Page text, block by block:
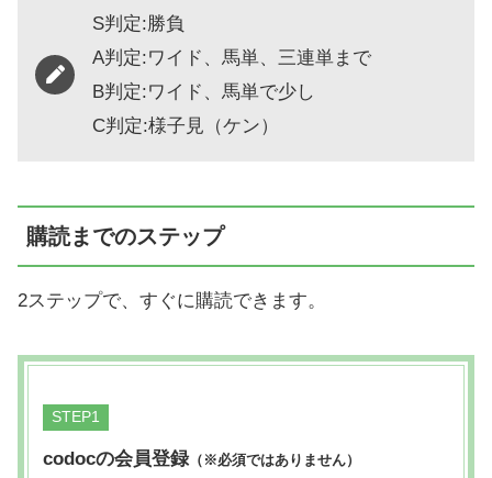
S判定:勝負
A判定:ワイド、馬単、三連単まで
B判定:ワイド、馬単で少し
C判定:様子見（ケン）
購読までのステップ
2ステップで、すぐに購読できます。
STEP
codocの会員登録（※必須ではありません）